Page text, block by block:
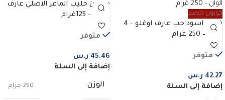
كوبون خصم
فلفل اسود حب عارف اوغلو – 4
الوان – 250 غرام
متوفر
42.27 ر.س
إضافة إلى السلة
صابون حليب الماعز الاصلي عارف
اوغلو – 125غرام
متوفر
45.46 ر.س
إضافة إلى السلة
الوزن 250 جرام